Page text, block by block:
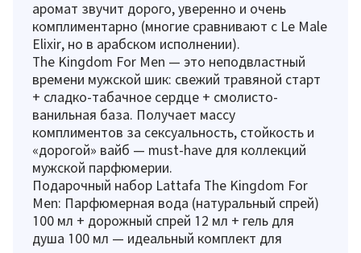
аромат звучит дорого, уверенно и очень
комплиментарно (многие сравнивают с Le Male
Elixir, но в арабском исполнении).
The Kingdom For Men — это неподвластный
времени мужской шик: свежий травяной старт
+ сладко-табачное сердце + смолисто-
ванильная база. Получает массу
комплиментов за сексуальность, стойкость и
«дорогой» вайб — must-have для коллекций
мужской парфюмерии.
Подарочный набор Lattafa The Kingdom For
Men: Парфюмерная вода (натуральный спрей)
100 мл + дорожный спрей 12 мл + гель для
душа 100 мл — идеальный комплект для